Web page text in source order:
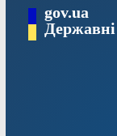
вмісту
gov.ua